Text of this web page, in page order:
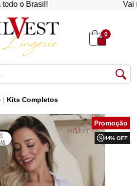
o Brasil! Vai
0
Kits Completos
44% OFF